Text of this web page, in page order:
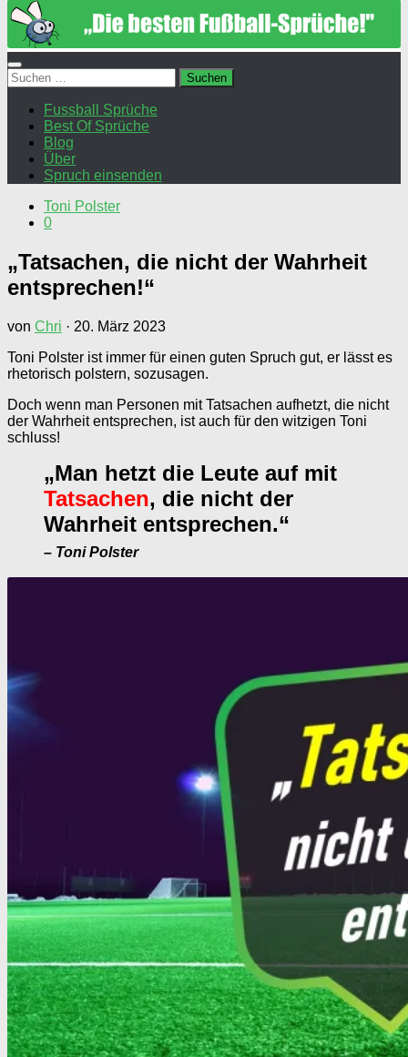
Suchen
nach:
Fussball Sprüche
Best Of Sprüche
Blog
Über
Spruch einsenden
Toni Polster
0
„Tatsachen, die nicht der Wahrheit
entsprechen!“
von Chri · 20. März 2023
Toni Polster ist immer für einen guten Spruch gut, er lässt es
rhetorisch polstern, sozusagen.
Doch wenn man Personen mit Tatsachen aufhetzt, die nicht
der Wahrheit entsprechen, ist auch für den witzigen Toni
schluss!
„Man hetzt die Leute auf mit
Tatsachen, die nicht der
Wahrheit entsprechen.“
– Toni Polster